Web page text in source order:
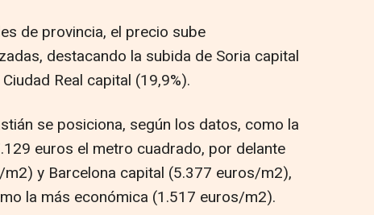
de provincia, el precio sube
destacando la subida de Soria capital
Real capital (19,9%).
se posiciona, según los datos, como la
euros el metro cuadrado, por delante
y Barcelona capital (5.377 euros/m2),
la más económica (1.517 euros/m2).